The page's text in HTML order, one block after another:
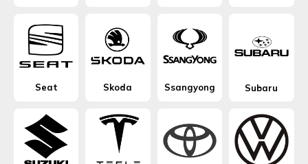
Seat Skoda Ssangyong Subaru